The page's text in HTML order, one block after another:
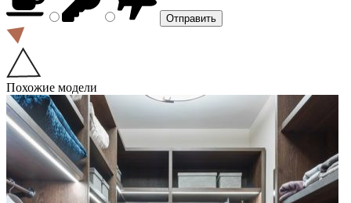
Похожие модели